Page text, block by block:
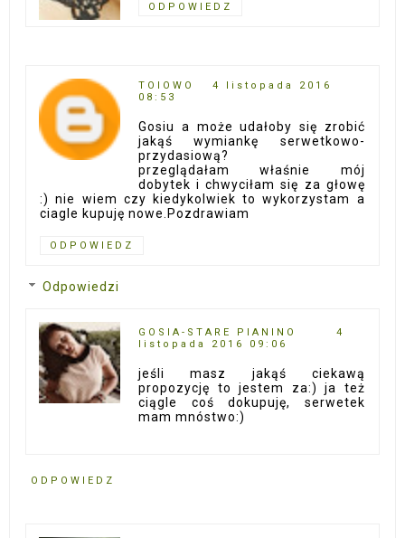
ODPOWIEDZ
TOIOWO
4 listopada 2016
08:53
Gosiu a może udałoby się zrobić
jakąś wymiankę serwetkowo-
przydasiową?
przeglądałam właśnie mój
dobytek i chwyciłam się za głowę
:) nie wiem czy kiedykolwiek to wykorzystam a
ciagle kupuję nowe.Pozdrawiam
ODPOWIEDZ
Odpowiedzi
GOSIA-STARE PIANINO
4
listopada 2016 09:06
jeśli masz jakąś ciekawą
propozycję to jestem za:) ja też
ciągle coś dokupuję, serwetek
mam mnóstwo:)
ODPOWIEDZ